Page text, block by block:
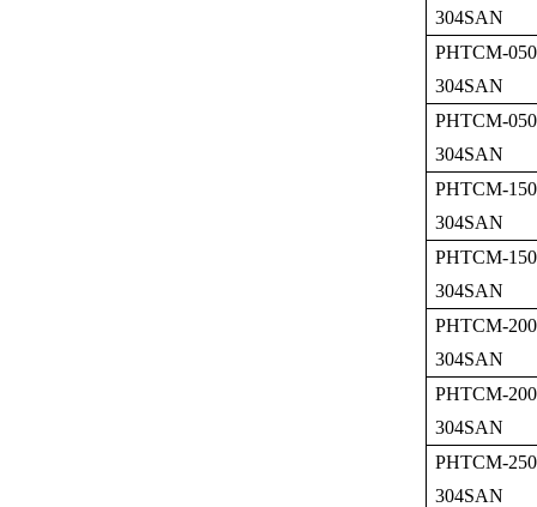
304SAN
PHTCM-
304SAN
PHTCM-
304SAN
PHTCM-
304SAN
PHTCM-
304SAN
PHTCM-
304SAN
PHTCM-
304SAN
PHTCM-
304SAN